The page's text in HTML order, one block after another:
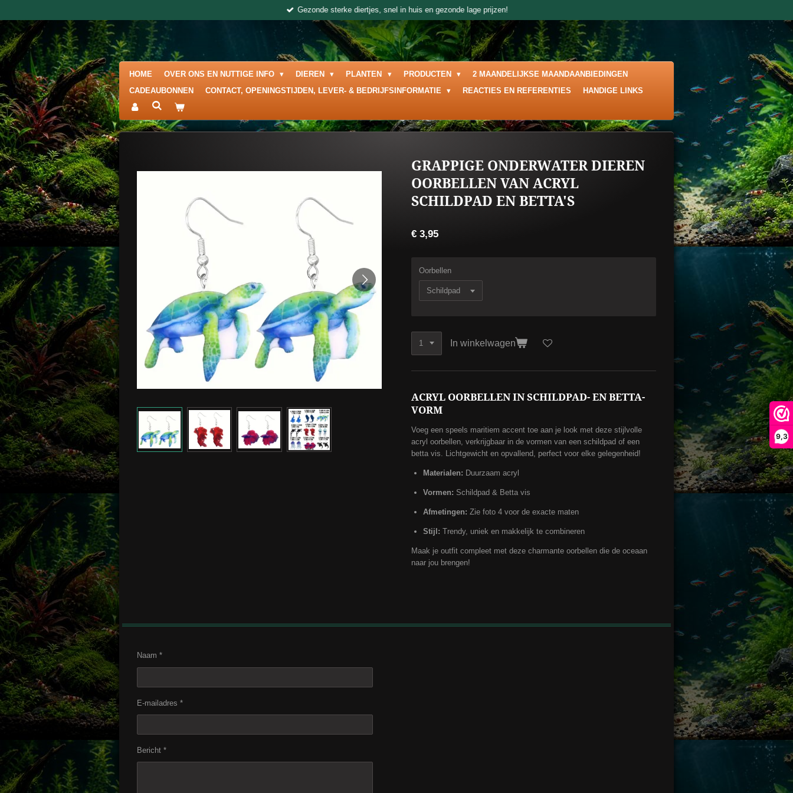
9,3
direct
naar
de
hoofdinhoud
Gezonde sterke diertjes, snel in huis en gezonde lage prijzen!
HOME OVER ONS EN NUTTIGE INFO DIEREN PLANTEN PRODUCTEN
2 MAANDELIJKSE MAANDAANBIEDINGEN
CADEAUBONNEN
CONTACT, OPENINGSTIJDEN, LEVER- & BEDRIJFSINFORMATIE REACTIES EN REFERENTIES HANDIGE LINKS
GRAPPIGE ONDERWATER DIEREN
OORBELLEN VAN ACRYL
SCHILDPAD EN BETTA'S
€ 3,95
Oorbellen
In winkelwagen
ACRYL OORBELLEN IN SCHILDPAD- EN BETTA-
VORM
Voeg een speels maritiem accent toe aan je look met deze stijlvolle
acryl oorbellen, verkrijgbaar in de vormen van een schildpad of een
betta vis. Lichtgewicht en opvallend, perfect voor elke gelegenheid!
Materialen: Duurzaam acryl
Vormen: Schildpad & Betta vis
Afmetingen: Zie foto 4 voor de exacte maten
Stijl: Trendy, uniek en makkelijk te combineren
Maak je outfit compleet met deze charmante oorbellen die de oceaan
naar jou brengen!
Naam *
E-mailadres *
Bericht *